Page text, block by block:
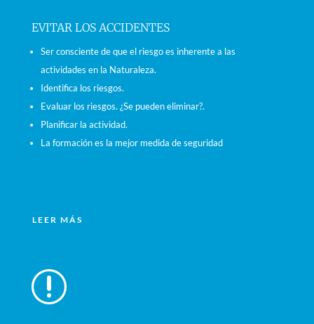
EVITAR LOS ACCIDENTES
Ser consciente de que el riesgo es inherente a las
actividades en la Naturaleza.
Identifica los riesgos.
Evaluar los riesgos. ¿Se pueden eliminar?.
Planificar la actividad.
La formación es la mejor medida de seguridad
LEER MÁS
r